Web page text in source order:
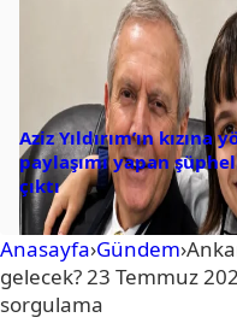
Aziz Yıldırım’ın
paylaşımı yapan
çıktı
Anasayfa›Gündem›
gelecek? 23 Temmuz
sorgulama